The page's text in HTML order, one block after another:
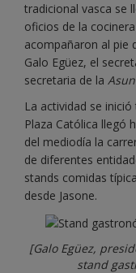
tradicional vasca se
oficios de la
acompañaron al pie
Galo Egüez, el
secretaria de la
La actividad se
Plaza Católica llegó
del mediodía la
de diferentes
stands comidas
desde Jasone.
[Galo Egüez,
stand